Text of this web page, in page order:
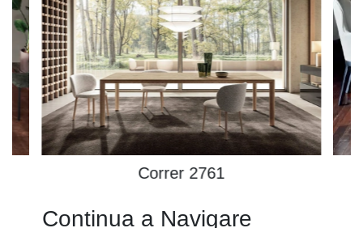
Correr 2761
Continua a Navigare